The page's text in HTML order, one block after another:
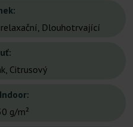
relaxační, Dlouhotrvající
Citrusový
g/m²